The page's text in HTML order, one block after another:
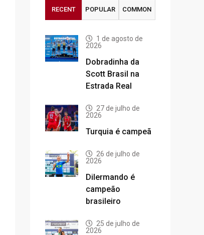
RECENT POPULAR COMMON
1 de agosto de
2026
Dobradinha da
Scott Brasil na
Estrada Real
27 de julho de
2026
Turquia é campeã
26 de julho de
2026
Dilermando é
campeão
brasileiro
25 de julho de
2026